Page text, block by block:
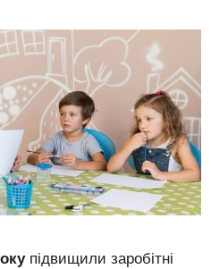
підвищили заробітні